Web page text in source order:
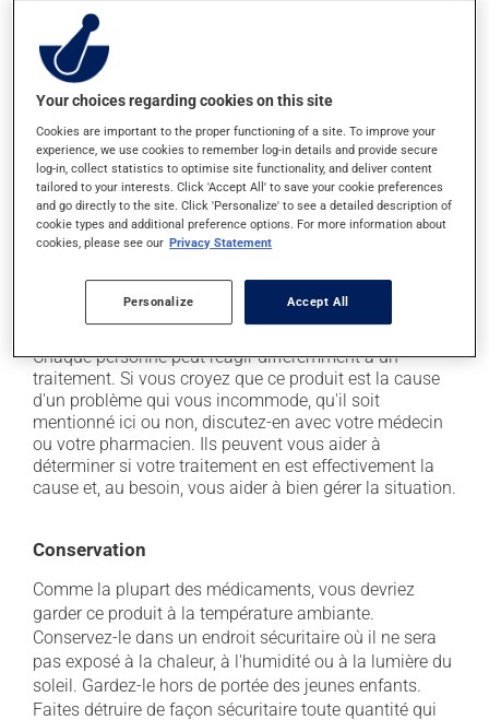
traitement.
Effets indésirables
En plus de ses effets recherchés, ce produit peut à
l'occasion entraîner certains effets indésirables (effets
secondaires), notamment :
il peut causer des maux de tête;
il peut causer de la diarrhée;
vomissements;
il peut causer des douleurs musculaires.
Chaque personne peut réagir différemment à un
traitement. Si vous croyez que ce produit est la cause
d'un problème qui vous incommode, qu'il soit
mentionné ici ou non, discutez-en avec votre médecin
ou votre pharmacien. Ils peuvent vous aider à
déterminer si votre traitement en est effectivement la
cause et, au besoin, vous aider à bien gérer la situation.
Conservation
Comme la plupart des médicaments, vous devriez
garder ce produit à la température ambiante.
Conservez-le dans un endroit sécuritaire où il ne sera
pas exposé à la chaleur, à l'humidité ou à la lumière du
soleil. Gardez-le hors de portée des jeunes enfants.
Faites détruire de façon sécuritaire toute quantité qui
Your choices regarding cookies on this site
Cookies are important to the proper functioning of a site. To improve your
experience, we use cookies to remember log-in details and provide secure
log-in, collect statistics to optimise site functionality, and deliver content
tailored to your interests. Click 'Accept All' to save your cookie preferences
and go directly to the site. Click 'Personalize' to see a detailed description of
cookie types and additional preference options. For more information about
cookies, please see our Privacy Statement
Personalize Accept All